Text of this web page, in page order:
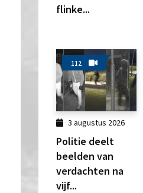
flinke...
112
3 augustus 2026
Politie deelt
beelden van
verdachten na
vijf...